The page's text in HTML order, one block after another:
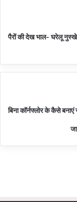
पैरों की देख भाल- घरेलू नुस्खे
बिना कॉर्नफ्लोर के कैसे बनाएं